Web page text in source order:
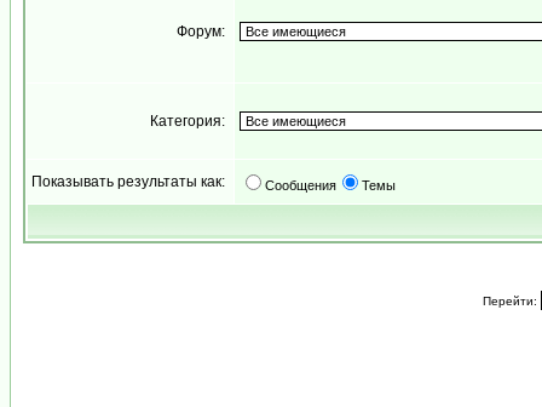
Форум:
Категория:
Показывать результаты как: Сообщения Темы
Перейти: